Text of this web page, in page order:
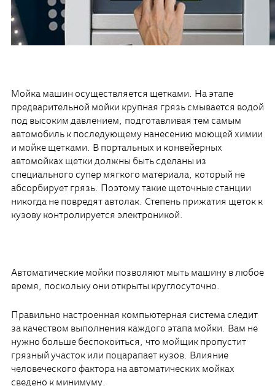
Мойка машин осуществляется щетками. На этапе
предварительной мойки крупная грязь смывается водой
под высоким давлением, подготавливая тем самым
автомобиль к последующему нанесению моющей химии
и мойке щетками. В портальных и конвейерных
автомойках щетки должны быть сделаны из
специального супер мягкого материала, который не
абсорбирует грязь. Поэтому такие щеточные станции
никогда не повредят автолак. Степень прижатия щеток к
кузову контролируется электроникой.
Автоматические мойки позволяют мыть машину в любое
время, поскольку они открыты круглосуточно.
Правильно настроенная компьютерная система следит
за качеством выполнения каждого этапа мойки. Вам не
нужно больше беспокоиться, что мойщик пропустит
грязный участок или поцарапает кузов. Влияние
человеческого фактора на автоматических мойках
сведено к минимуму.